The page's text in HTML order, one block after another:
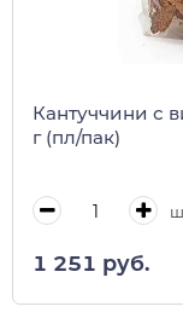
Кантуччини с
г (пл/пак)
1 251 руб.